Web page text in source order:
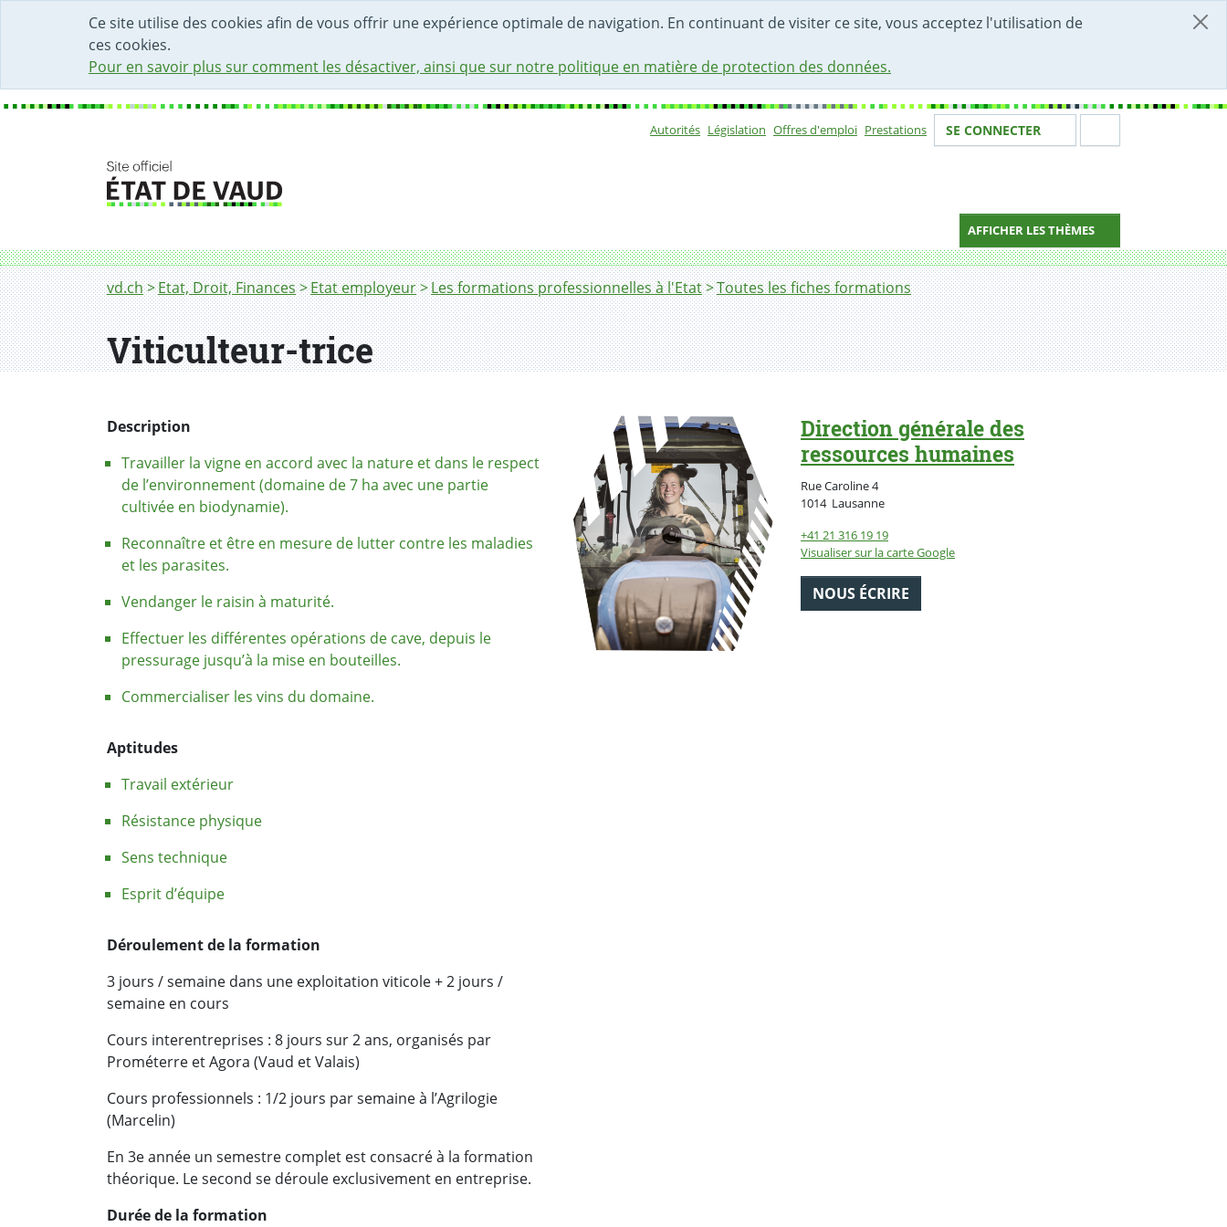
Ce site utilise des cookies afin de vous offrir une expérience optimale de navigation. En continuant de visiter ce site, vous acceptez l'utilisation de
ces cookies.
Pour en savoir plus sur comment les désactiver, ainsi que sur notre politique en matière de protection des données.
DÉBUT DU CONTENU DE LA PAGE
ACCÈS AU CHAMP DE RECHERCHE
PAGE D'ACCUEIL
FORMULAIRE DE CONTACT
Autorités Législation Offres d'emploi Prestations Votre identité
SE CONNECTER
AFFICHER LES THÈMES
Fil d'Ariane
vd.ch Etat, Droit, Finances Etat employeur Les formations professionnelles à l'Etat Toutes les fiches formations
Viticulteur-trice
Viticulteur-trice
Description
Travailler la vigne en accord avec la nature et dans le respect
de l’environnement (domaine de 7 ha avec une partie
cultivée en biodynamie).
Reconnaître et être en mesure de lutter contre les maladies
et les parasites.
Vendanger le raisin à maturité.
Effectuer les différentes opérations de cave, depuis le
pressurage jusqu’à la mise en bouteilles.
Commercialiser les vins du domaine.
Aptitudes
Travail extérieur
Résistance physique
Sens technique
Esprit d’équipe
Déroulement de la formation
3 jours / semaine dans une exploitation viticole + 2 jours /
semaine en cours
Cours interentreprises : 8 jours sur 2 ans, organisés par
Prométerre et Agora (Vaud et Valais)
Cours professionnels : 1/2 jours par semaine à l’Agrilogie
(Marcelin)
En 3e année un semestre complet est consacré à la formation
théorique. Le second se déroule exclusivement en entreprise.
Durée de la formation
Direction générale des
ressources humaines
Rue Caroline 4
1014 LausanneSuisse
+41 21 316 19 19
Visualiser sur la carte Google
NOUS ÉCRIRE